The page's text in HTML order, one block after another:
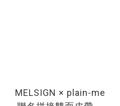
MELSIGN × plain-me